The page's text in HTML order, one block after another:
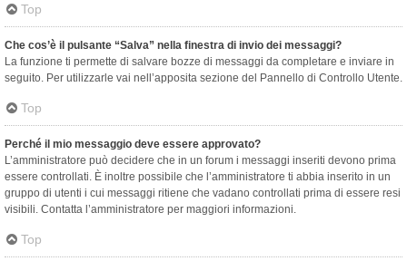
Top
Che cos’è il pulsante “Salva” nella finestra di invio dei messaggi?
La funzione ti permette di salvare bozze di messaggi da completare e inviare in
seguito. Per utilizzarle vai nell’apposita sezione del Pannello di Controllo Utente.
Top
Perché il mio messaggio deve essere approvato?
L’amministratore può decidere che in un forum i messaggi inseriti devono prima
essere controllati. È inoltre possibile che l’amministratore ti abbia inserito in un
gruppo di utenti i cui messaggi ritiene che vadano controllati prima di essere resi
visibili. Contatta l’amministratore per maggiori informazioni.
Top